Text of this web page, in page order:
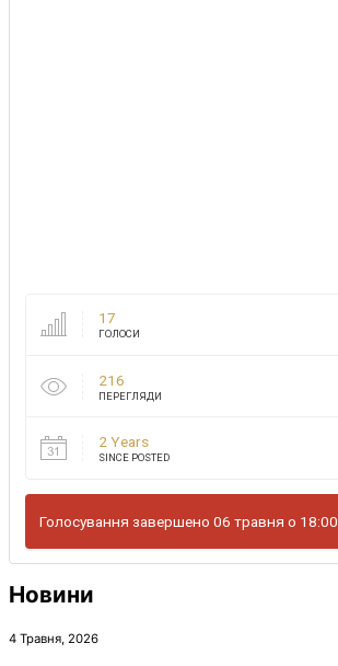
17
ГОЛОСИ
216
ПЕРЕГЛЯДИ
2 Years
SINCE POSTED
Голосування завершено 06 травня о 18:00
Новини
4 Травня, 2026